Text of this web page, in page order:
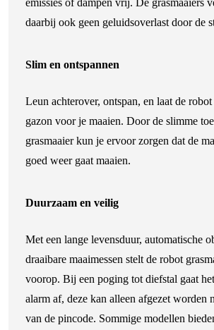
emissies of dampen vrij. De grasmaaiers
daarbij ook geen geluidsoverlast door de
Slim en ontspannen
Leun achterover, ontspan, en laat de
gazon voor je maaien. Door de slimme
grasmaaier kun je ervoor zorgen dat de
goed weer gaat maaien.
Duurzaam en veilig
Met een lange levensduur, automatische
draaibare maaimessen stelt de robot
voorop. Bij een poging tot diefstal gaat
alarm af, deze kan alleen afgezet worden
van de pincode. Sommige modellen